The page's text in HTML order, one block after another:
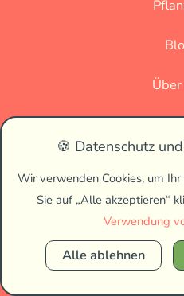
🍪 Datenschutz
Wir verwenden Cookies, um
Sie auf „Alle akzeptieren“
Verwendung
Alle ablehnen
Copyright ©